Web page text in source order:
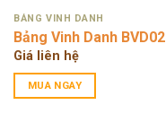
BẢNG VINH DANH
Bảng Vinh Danh BVD02
Giá liên hệ
MUA NGAY